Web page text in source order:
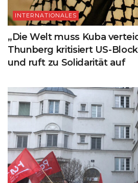
INTERNATIONALES
„Die Welt muss Kuba
Thunberg kritisiert US-
und ruft zu Solidarität auf